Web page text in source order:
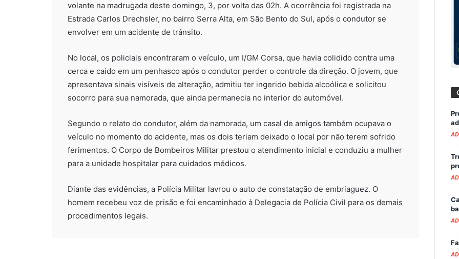
volante na madrugada deste domingo, 3, por volta das 02h. A ocorrência foi registrada na
Estrada Carlos Drechsler, no bairro Serra Alta, em São Bento do Sul, após o condutor se
envolver em um acidente de trânsito.
No local, os policiais encontraram o veículo, um I/GM Corsa, que havia colidido contra uma
cerca e caído em um penhasco após o condutor perder o controle da direção. O jovem, que
apresentava sinais visíveis de alteração, admitiu ter ingerido bebida alcoólica e solicitou
socorro para sua namorada, que ainda permanecia no interior do automóvel.
Segundo o relato do condutor, além da namorada, um casal de amigos também ocupava o
veículo no momento do acidente, mas os dois teriam deixado o local por não terem sofrido
ferimentos. O Corpo de Bombeiros Militar prestou o atendimento inicial e conduziu a mulher
para a unidade hospitalar para cuidados médicos.
Diante das evidências, a Polícia Militar lavrou o auto de constatação de embriaguez. O
homem recebeu voz de prisão e foi encaminhado à Delegacia de Polícia Civil para os demais
procedimentos legais.